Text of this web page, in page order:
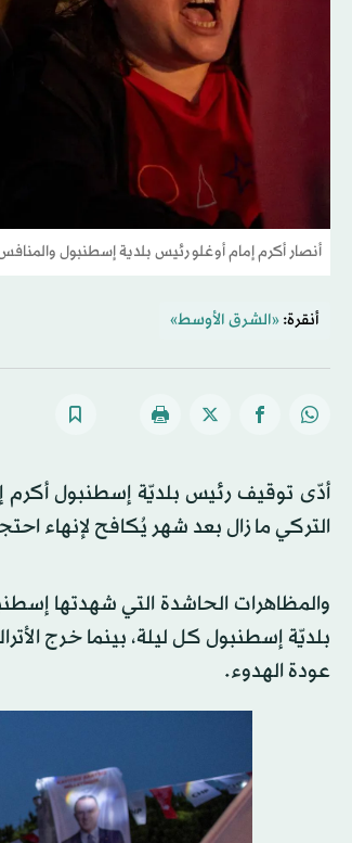
أنصار أكرم إمام أوغلو رئيس بلدية إسطنبول
أنقرة: «الشرق الأوسط»
التركي ما زال بعد شهر يُكافح لإنهاء
والمظاهرات الحاشدة التي شهدتها
بلديّة إسطنبول كل ليلة، بينما خرج
عودة الهدوء.